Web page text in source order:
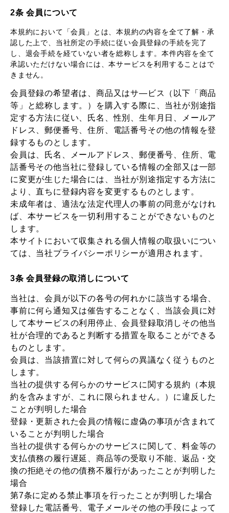
2条 会員について
本規約において「会員」とは、本規約の内容を全て了解・承
認した上で、当社所定の手続に従い会員登録の手続を完了
し、退会手続を経ていない者を総称します。本件内容を全て
承認いただけない場合には、本サービスを利用することはで
きません。
会員登録の希望者は、商品又はサ―ビス（以下「商品
等」と総称します。）を購入する際に、当社が別途指
定する方法に従い、氏名、性別、生年月日、メールア
ドレス、郵便番号、住所、電話番号その他の情報を登
録するものとします。
会員は、氏名、メールアドレス、郵便番号、住所、電
話番号その他当社に登録している情報の全部又は一部
に変更が生じた場合には、当社が別途指定する方法に
より、直ちに登録内容を変更するものとします。
未成年者は、適法な法定代理人の事前の同意がなけれ
ば、本サービスを一切利用することができないものと
します。
本サイトにおいて収集される個人情報の取扱いについ
ては、当社プライバシーポリシーが適用されます。
3条 会員登録の取消しについて
当社は、会員が以下の各号の何れかに該当する場合、
事前に何ら通知又は催告することなく、当該会員に対
して本サービスの利用停止、会員登録取消しその他当
社が合理的であると判断する措置を取ることができる
ものとします。
会員は、当該措置に対して何らの異議なく従うものと
します。
当社の提供する何らかのサービスに関する規約（本規
約を含みますが、これに限られません。）に違反した
ことが判明した場合
登録・更新された会員の情報に虚偽の事項が含まれて
いることが判明した場合
当社の提供する何らかのサービスに関して、料金等の
支払債務の履行遅延、商品等の受取り不能、返品・交
換の拒絶その他の債務不履行があったことが判明した
場合
第7条に定める禁止事項を行ったことが判明した場合
登録した電話番号、電子メールその他の手段によって